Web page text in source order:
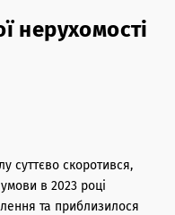
послуги
нерухомості
суттєво скоротився,
в 2023 році
та приблизилося